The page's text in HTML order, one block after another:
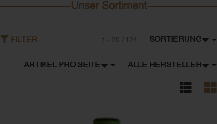
Unser Sortiment
FILTER 1 - 20 / 124 SORTIERUNG
ARTIKEL PRO SEITE ALLE HERSTELLER